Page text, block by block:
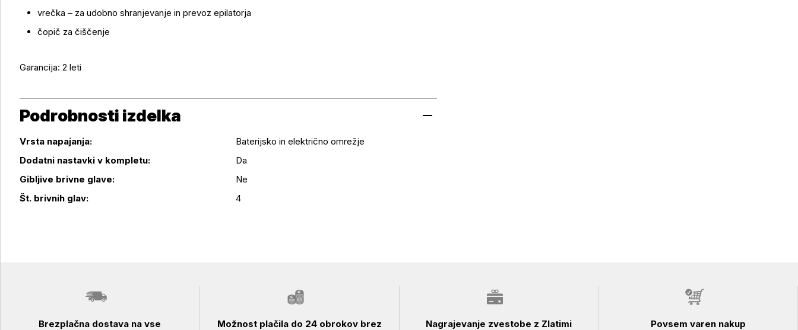
vrečka – za udobno shranjevanje in prevoz epilatorja
čopič za čiščenje
Garancija: 2 leti
Podrobnosti izdelka
Podrobnosti izdelka
Vrsta napajanja:
Baterijsko in električno omrežje
Dodatni nastavki v kompletu:
Da
Gibljive brivne glave:
Ne
Št. brivnih glav:
4
Brezplačna dostava na vse
Možnost plačila do 24 obrokov brez
Nagrajevanje zvestobe z Zlatimi
Povsem varen nakup